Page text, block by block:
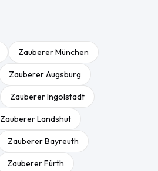
ZaubererMünchen
ZaubererAugsburg
ZaubererIngolstadt
ZaubererLandshut
ZaubererBayreuth
ZaubererFürth